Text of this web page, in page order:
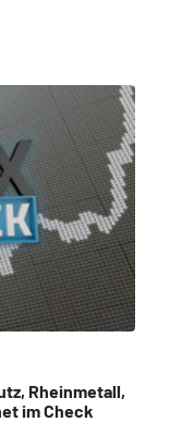
Rheinmetall,
im Check